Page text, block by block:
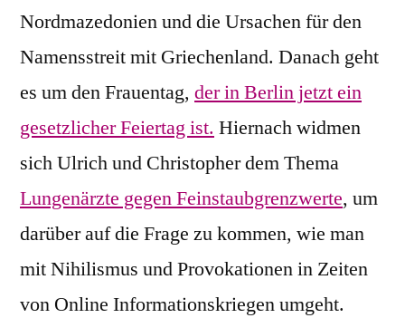
Nordmazedonien und die Ursachen für den
Namensstreit mit Griechenland. Danach geht
es um den Frauentag, der in Berlin jetzt ein
gesetzlicher Feiertag ist. Hiernach widmen
sich Ulrich und Christopher dem Thema
Lungenärzte gegen Feinstaubgrenzwerte, um
darüber auf die Frage zu kommen, wie man
mit Nihilismus und Provokationen in Zeiten
von Online Informationskriegen umgeht.